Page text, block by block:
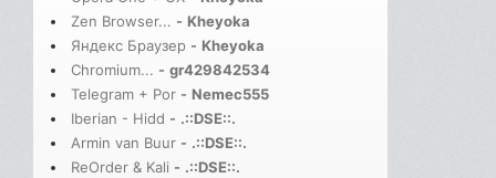
Zen Browser... - Kheyoka
Яндекс Браузер - Kheyoka
Chromium... - gr429842534
Telegram + Por - Nemec555
Iberian - Hidd - .::DSE::.
Armin van Buur - .::DSE::.
ReOrder & Kali - .::DSE::.